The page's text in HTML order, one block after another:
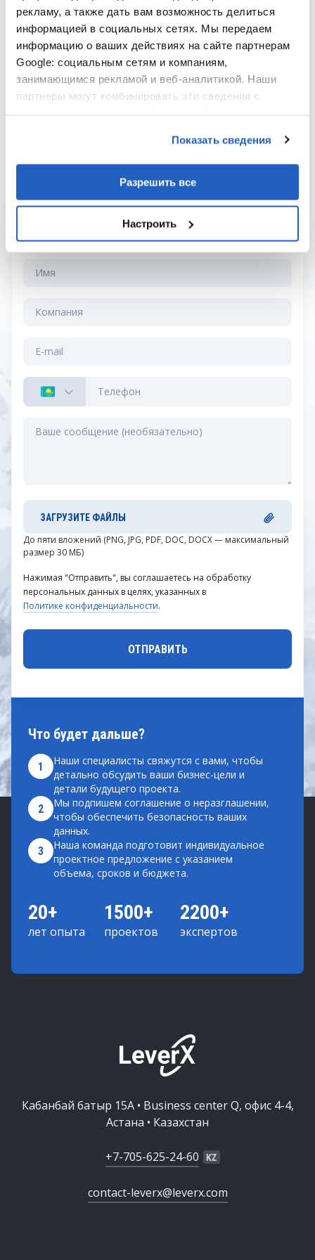
рекламу, а также дать вам возможность делиться
информацией в социальных сетях. Мы передаем
информацию о ваших действиях на сайте партнерам
Google: социальным сетям и компаниям,
занимающимся рекламой и веб-аналитикой. Наши
партнеры могут комбинировать эти сведения с
Показать сведения
Разрешить все
Настроить
текущую систему компании, которую она
использует для достижения своих бизнес-целей.
Больше проектов
Что будет дальше?
1
Наши специалисты свяжутся с вами, чтобы
детально обсудить ваши бизнес-цели и
детали будущего проекта.
2
Мы подпишем соглашение о неразглашении,
чтобы обеспечить безопасность ваших
данных.
3
Наша команда подготовит индивидуальное
проектное предложение с указанием
объема, сроков и бюджета.
20+
лет опыта
1500+
проектов
2200+
экспертов
СВЯЗАТЬСЯ С НАМИ
ЗАГРУЗИТЕ ФАЙЛЫ
До пяти вложений (PNG, JPG, PDF, DOC, DOCX — максимальный
размер 30 МБ)
Нажимая "Отправить", вы соглашаетесь на обработку
персональных данных в целях, указанных в
Политике конфиденциальности.
Кабанбай батыр 15А • Business center Q, офис 4-4,
Астана • Казахстан
+7-705-625-24-60
contact-leverx@leverx.com